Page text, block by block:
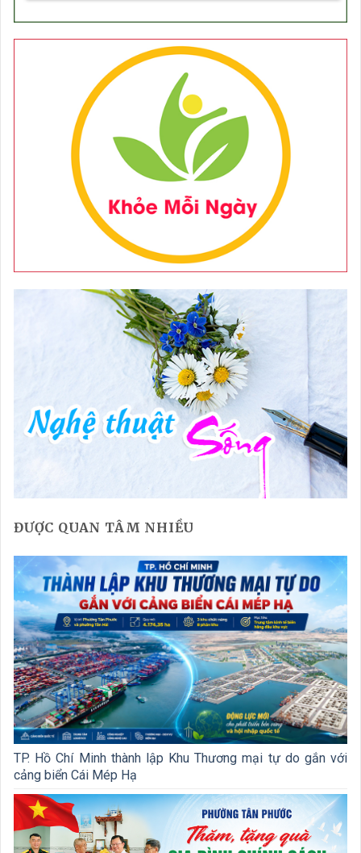
ĐƯỢC QUAN TÂM NHIỀU
TP. Hồ Chí Minh thành lập Khu Thương mại tự do gắn với
cảng biển Cái Mép Hạ